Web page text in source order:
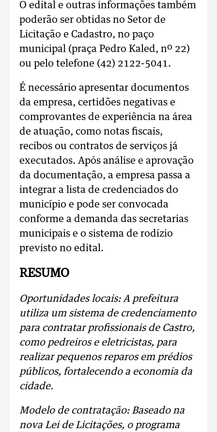
O edital e outras informações também
poderão ser obtidas no Setor de
Licitação e Cadastro, no paço
municipal (praça Pedro Kaled, nº 22)
ou pelo telefone (42) 2122-5041.
É necessário apresentar documentos
da empresa, certidões negativas e
comprovantes de experiência na área
de atuação, como notas fiscais,
recibos ou contratos de serviços já
executados. Após análise e aprovação
da documentação, a empresa passa a
integrar a lista de credenciados do
município e pode ser convocada
conforme a demanda das secretarias
municipais e o sistema de rodízio
previsto no edital.
RESUMO
Oportunidades locais: A prefeitura
utiliza um sistema de credenciamento
para contratar profissionais de Castro,
como pedreiros e eletricistas, para
realizar pequenos reparos em prédios
públicos, fortalecendo a economia da
cidade.
Modelo de contratação: Baseado na
nova Lei de Licitações, o programa